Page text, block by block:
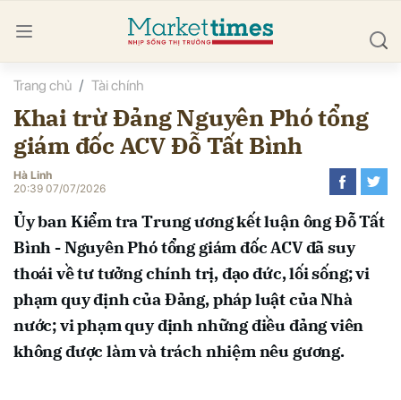
Trang chủ Tài chính
Khai trừ Đảng Nguyên Phó tổng
giám đốc ACV Đỗ Tất Bình
Hà Linh
20:39 07/07/2026
Ủy ban Kiểm tra Trung ương kết luận ông Đỗ Tất
Bình - Nguyên Phó tổng giám đốc ACV đã suy
thoái về tư tưởng chính trị, đạo đức, lối sống; vi
phạm quy định của Đảng, pháp luật của Nhà
nước; vi phạm quy định những điều đảng viên
không được làm và trách nhiệm nêu gương.
luận
Hủy